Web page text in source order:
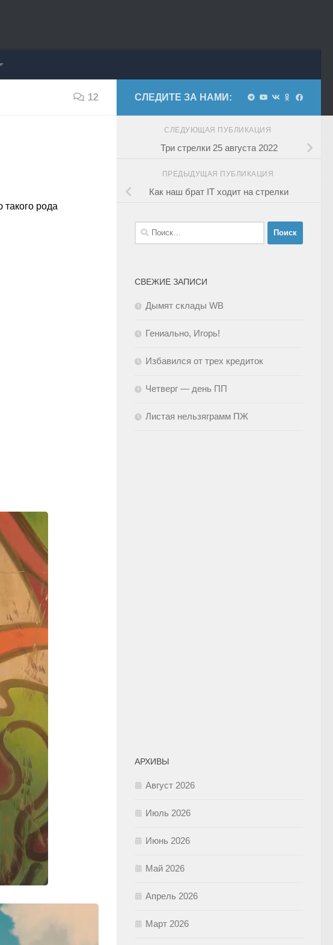
12
рода
СЛЕДИТЕ ЗА НАМИ:
СЛЕДУЮЩАЯ ПУБЛИКАЦИЯ
Три стрелки 25 августа 2022
ПРЕДЫДУЩАЯ ПУБЛИКАЦИЯ
Как наш брат IT ходит на стрелки
Найти:
СВЕЖИЕ ЗАПИСИ
Дымят склады WB
Гениально, Игорь!
Избавился от трех кредиток
Четверг — день ПП
Листая нельзяграмм ПЖ
АРХИВЫ
Август 2026
Июль 2026
Июнь 2026
Май 2026
Апрель 2026
Март 2026